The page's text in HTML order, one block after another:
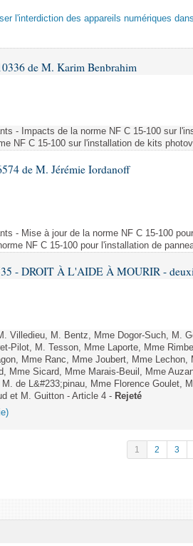
l'interdiction des appareils numériques
de M. Karim Benbrahim
- Impacts de la norme NF C 15-100 sur
NF C 15-100 sur l'installation de kits
de M. Jérémie Iordanoff
- Mise à jour de la norme NF C 15-100
NF C 15-100 pour l'installation de
- DROIT À L'AIDE À MOURIR -
Villedieu, M. Bentz, Mme Dogor-Such, M.
Pilot, M. Tesson, Mme Laporte, Mme
Mme Ranc, Mme Joubert, Mme
Mme Sicard, Mme Marais-Beuil, Mme
M. de L&#233;pinau, Mme Florence Goulet,
et M. Guitton - Article 4 - Rejeté
1 2 3